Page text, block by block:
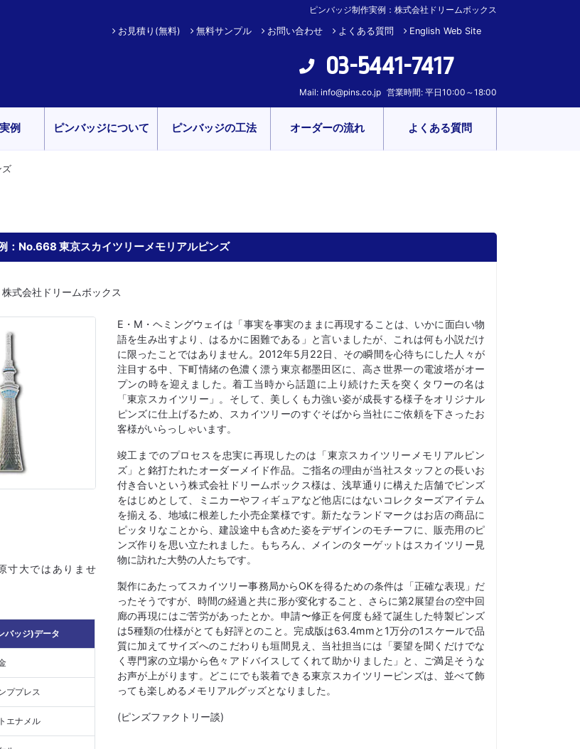
ピンバッジ制作実例：株式会社ドリームボックス
お見積り(無料) 無料サンプル お問い合わせ よくある質問 English Web Site
03-5441-7417
Mail: info@pins.co.jp 営業時間: 平日10:00～18:00
例 ピンバッジについて ピンバッジの工法 オーダーの流れ よくある質問
ズ
：No.668 東京スカイツリーメモリアルピンズ
株式会社ドリームボックス
寸大ではありませ
バッジ)データ
ププレス
エナメル
E・M・ヘミングウェイは「事実を事実のままに再現することは、いかに面白い物
語を生み出すより、はるかに困難である」と言いましたが、これは何も小説だけ
に限ったことではありません。2012年5月22日、その瞬間を心待ちにした人々が
注目する中、下町情緒の色濃く漂う東京都墨田区に、高さ世界一の電波塔がオー
プンの時を迎えました。着工当時から話題に上り続けた天を突くタワーの名は
「東京スカイツリー」。そして、美しくも力強い姿が成長する様子をオリジナル
ピンズに仕上げるため、スカイツリーのすぐそばから当社にご依頼を下さったお
客様がいらっしゃいます。
竣工までのプロセスを忠実に再現したのは「東京スカイツリーメモリアルピン
ズ」と銘打たれたオーダーメイド作品。ご指名の理由が当社スタッフとの長いお
付き合いという株式会社ドリームボックス様は、浅草通りに構えた店舗でピンズ
をはじめとして、ミニカーやフィギュアなど他店にはないコレクターズアイテム
を揃える、地域に根差した小売企業様です。新たなランドマークはお店の商品に
ピッタリなことから、建設途中も含めた姿をデザインのモチーフに、販売用のピ
ンズ作りを思い立たれました。もちろん、メインのターゲットはスカイツリー見
物に訪れた大勢の人たちです。
製作にあたってスカイツリー事務局からOKを得るための条件は「正確な表現」だ
ったそうですが、時間の経過と共に形が変化すること、さらに第2展望台の空中回
廊の再現にはご苦労があったとか。申請〜修正を何度も経て誕生した特製ピンズ
は5種類の仕様がとても好評とのこと。完成版は63.4mmと1万分の1スケールで品
質に加えてサイズへのこだわりも垣間見え、当社担当には「要望を聞くだけでな
く専門家の立場から色々アドバイスしてくれて助かりました」と、ご満足そうな
お声が上がります。どこにでも装着できる東京スカイツリーピンズは、並べて飾
っても楽しめるメモリアルグッズとなりました。
(ピンズファクトリー談)